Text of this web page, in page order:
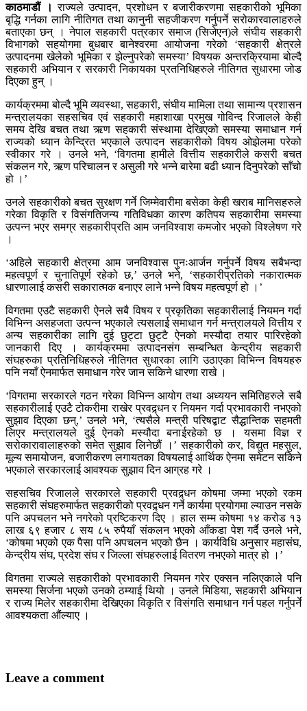
काठमाडौं । राज्यले उत्पादन, प्रशोधन र बजारीकरणमा सहकारीको भूमिका
बृद्धि गर्नका लागि नीतिगत तथा कानुनी सहजीकरण गर्नुपर्ने सरोकारवालाहरुले
बताएका छन् । नेपाल सहकारी पत्रकार समाज (सिजेएन)ले संघीय सहकारी
विभागको सहयोगमा बुधबार बानेश्वरमा आयोजना गरेको ‘सहकारी क्षेत्रले
उत्पादनमा खेलेको भूमिका र झेल्नुपरेको समस्या’ विषयक अन्तरक्रियामा बोल्दै
सहकारी अभियान र सरकारी निकायका प्रतनिधिहरुले नीतिगत सुधारमा जोड
दिएका हुन् ।
कार्यक्रममा बोल्दै भूमि व्यवस्था, सहकारी, संघीय मामिला तथा सामान्य प्रशासन
मन्त्रालयका सहसचिव एवं सहकारी महाशाखा प्रमुख गोविन्द रिजालले केही
समय देखि बचत तथा ऋण सहकारी संस्थामा देखिएको समस्या समाधान गर्न
राज्यको ध्यान केन्द्रित भएकाले उत्पादन सहकारीको विषय ओझेलमा परेको
स्वीकार गरे । उनले भने, ‘विगतमा हामीले वित्तीय सहकारीले कसरी बचत
संकलन गरे, ऋण परिचालन र असुली गरे भन्ने बारेमा बढी ध्यान दिनुपरेको साँचो
हो ।’
उनले सहकारीको बचत सुरक्षण गर्ने जिम्मेवारीमा बसेका केही खराब मानिसहरुले
गरेका विकृति र विसंगतिजन्य गतिविधका कारण कतिपय सहकारीमा समस्या
उत्पन्न भएर समग्र सहकारीप्रति आम जनविश्वाश कमजोर भएको विश्लेषण गरे
।
‘अहिले सहकारी क्षेत्रमा आम जनविश्वास पुनःआर्जन गर्नुपर्ने विषय सबैभन्दा
महत्वपूर्ण र चुनातिपूर्ण रहेको छ,’ उनले भने, ‘सहकारीप्रतिको नकारात्मक
धारणालाई कसरी सकारात्मक बनाएर लाने भन्ने विषय महत्वपूर्ण हो ।’
विगतमा एउटै सहकारी ऐनले सबै विषय र प्रकृतिका सहकारीलाई नियमन गर्दा
विभिन्न असहजता उत्पन्न भएकाले त्यसलाई समाधान गर्न मन्त्रालयले वित्तीय र
अन्य सहकारीका लागि दुई छुट्टा छुट्टै ऐनको मस्यौदा तयार पारिरहेको
जानकारी दिए । कार्यक्रममा उत्पादनसंग सम्बन्धित केन्द्रीय सहकारी
संघहरुका प्रतिनिधिहरुले नीतिगत सुधारका लागि उठाएका विभिन्न विषयहरु
पनि नयाँ ऐनमार्फत समाधान गरेर जान सकिने धारणा राखे ।
‘विगतमा सरकारले गठन गरेका विभिन्न आयोग तथा अध्ययन समितिहरुले सबै
सहकारीलाई एउटै टोकरीमा राखेर प्रवद्र्धन र नियमन गर्दा प्रभावकारी नभएको
सुझाव दिएका छन्,’ उनले भने, ‘त्यसैले मन्त्री परिषद्बाट सैद्धान्तिक सहमती
लिएर मन्त्रालयले दुई ऐनको मस्यौदा बनाईरहेको छ । यसमा विज्ञ र
सरोकारावालाहरुको समेत सुझाव लिनेछौं ।’ सहकारीको कर, विद्युत महसुल,
मूल्य समायोजन, बजारीकरण लगायतका विषयलाई आर्थिक ऐनमा समेटन सकिने
भएकाले सरकारलाई आवश्यक सुझाव दिन आग्रह गरे ।
सहसचिव रिजालले सरकारले सहकारी प्रवद्र्धन कोषमा जम्मा भएको रकम
सहकारी संघहरुमार्फत सहकारीको प्रवद्र्धन गर्ने कार्यमा प्रयोगमा ल्याउन नसके
पनि अपचलन भने नगरेको प्रष्टिकरण दिए । हाल सम्म कोषमा १४ करोड १३
लाख ६९ हजार ८ सय ८५ रुपैयाँ संकलन भएको आँकडा पेश गर्दै उनले भने,
‘कोषमा भएको एक पैसा पनि अपचलन भएको छैन । कार्यविधि अनुसार महासंघ,
केन्द्रीय संघ, प्रदेश संघ र जिल्ला संघहरुलाई वितरण नभएको मात्र हो ।’
विगतमा राज्यले सहकारीको प्रभावकारी नियमन गरेर एक्सन नलिएकाले पनि
समस्या सिर्जना भएको उनको ठम्याई थियो । उनले मिडिया, सहकारी अभियान
र राज्य मिलेर सहकारीमा देखिएका विकृति र विसंगति समाधान गर्न पहल गर्नुपर्ने
आवश्यकता औंल्याए ।
Leave a comment